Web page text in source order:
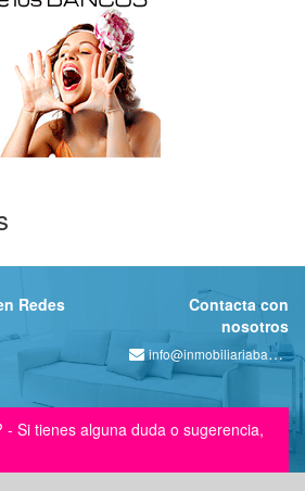
Redes
Contacta con
nosotros
info@inmobiliariabancaria.com
- Si tienes alguna duda o sugerencia,